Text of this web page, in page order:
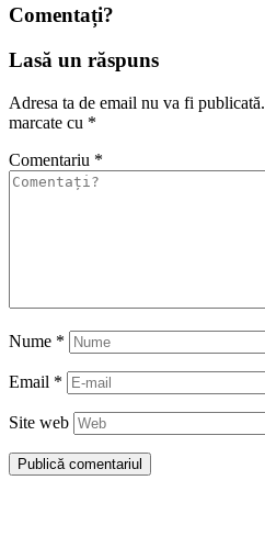
Comentați?
Lasă un răspuns
Adresa ta de email nu va fi publicată.
marcate cu *
Comentariu *
Nume *
Email *
Site web